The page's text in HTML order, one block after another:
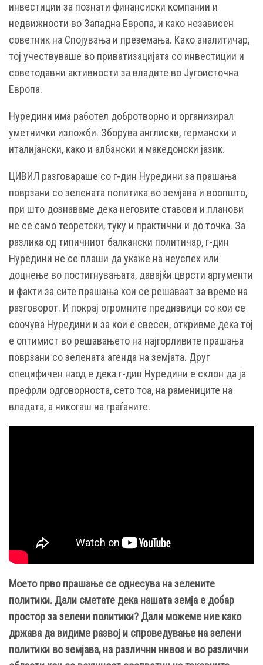
инвестиции за познати финансиски компании и
недвижности во Западна Европа, и како независен
советник на Спојувања и преземања. Како аналитичар,
тој учествуваше во приватизацијата со инвестиции и
советодавни активности за владите во Југоисточна
Европа.
Нуредини има работел добротворно и организирал
уметнички изложби. Зборува англиски, германски и
италијански, како и албански и македонски јазик.
ЦИВИЛ разговараше со г-дин Нуредини за прашања
поврзани со зелената политика во земјава и воопшто,
при што дознаваме дека неговите ставови и планови
не се само теоретски, туку и практични и до точка. За
разлика од типичниот балкански политичар, г-дин
Нуредини не се плаши да укаже на неуспех или
доцнење во постигнувањата, давајќи цврсти аргументи
и факти за сите прашања кои се решаваат за време на
разговорот. И покрај огромните предизвици со кои се
соочува Нуредини и за кои е свесен, откривме дека тој
е оптимист во решавањето на најгорливите прашања
поврзани со зелената агенда на земјата. Друг
специфичен наод е дека г-дин Нуредини е склон да ја
префрли одговорноста, сето тоа, на рамениците на
владата, а никогаш на граѓаните.
Моето прво прашање се однесува на зелените
политики. Дали сметате дека нашата земја е добар
простор за зелени политики? Дали можеме ние како
држава да видиме развој и спроведување на зелени
политики во земјава, на различни нивоа и во различни